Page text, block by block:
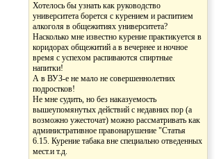
Хотелось бы узнать как руководство
университета борется с курением и распитием
алкоголя в общежитиях университета?
Насколько мне известно курение практикуется в
коридорах общежитий а в вечернее и ночное
время с успехом распиваются спиртные
напитки!
А в ВУЗ-е не мало не совершеннолетних
подростков!
Не мне судить, но без наказуемость
вышеупомянутых действий с недавних пор (а
возможно ужесточат) можно рассматривать как
административное правонарушение "Статья
6.15. Курение табака вне специально отведенных
мест.и т.д.